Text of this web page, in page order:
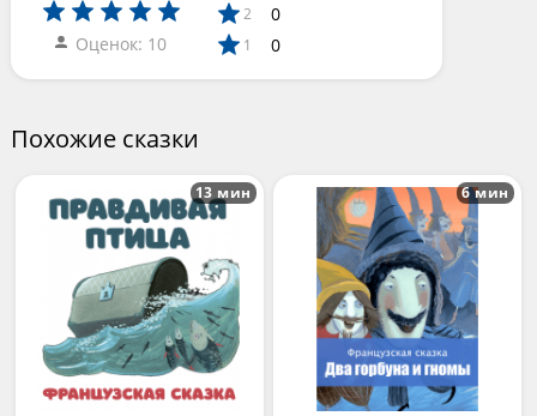
Оценок: 10
2 0
1 0
Похожие сказки
13 мин 6 мин